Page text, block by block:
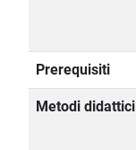
Prerequisiti
Metodi didattici